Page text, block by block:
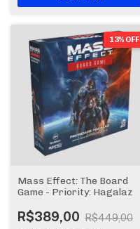
13% OFF
Mass Effect: The Board
Game - Priority: Hagalaz
R$389,00 R$449,00